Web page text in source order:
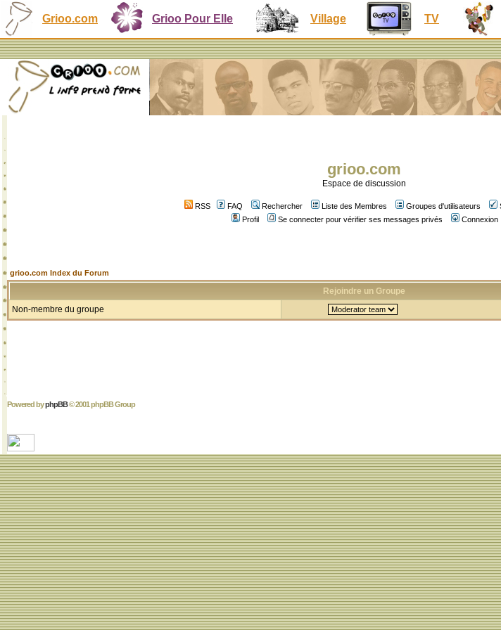
Grioo.com Grioo Pour Elle Village TV
grioo.com
Espace de discussion
RSS FAQ Rechercher Liste des Membres Groupes d'utilisateurs
Profil
Se connecter pour vérifier ses messages privés Connexion
grioo.com Index du Forum
Rejoindre un Groupe
Non-membre du groupe
Powered byphpBB© 2001 phpBB Group